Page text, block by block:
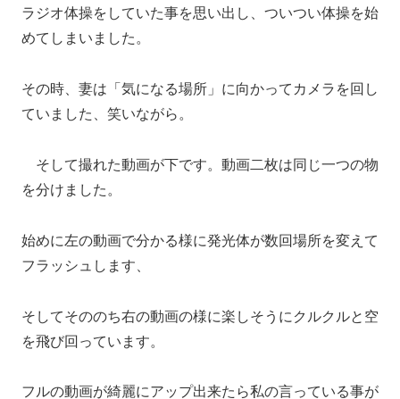
ラジオ体操をしていた事を思い出し、ついつい体操を始
めてしまいました。
その時、妻は「気になる場所」に向かってカメラを回し
ていました、笑いながら。
そして撮れた動画が下です。動画二枚は同じ一つの物
を分けました。
始めに左の動画で分かる様に発光体が数回場所を変えて
フラッシュします、
そしてそののち右の動画の様に楽しそうにクルクルと空
を飛び回っています。
フルの動画が綺麗にアップ出来たら私の言っている事が